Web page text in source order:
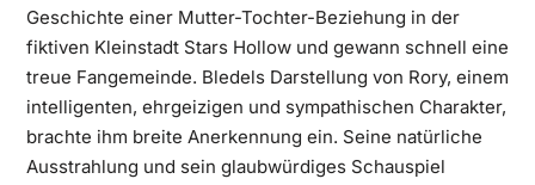
Geschichte einer Mutter-Tochter-Beziehung in der
fiktiven Kleinstadt Stars Hollow und gewann schnell eine
treue Fangemeinde. Bledels Darstellung von Rory, einem
intelligenten, ehrgeizigen und sympathischen Charakter,
brachte ihm breite Anerkennung ein. Seine natürliche
Ausstrahlung und sein glaubwürdiges Schauspiel